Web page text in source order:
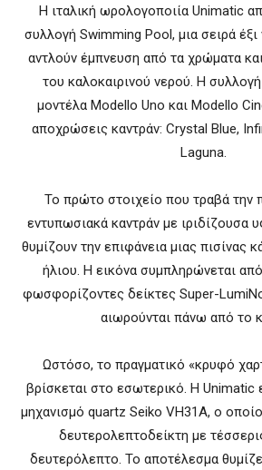
Η ιταλική ωρολογοποιία Unimatic
συλλογή Swimming Pool, μια σειρά
αντλούν έμπνευση από τα χρώματα
του καλοκαιρινού νερού. Η
μοντέλα Modello Uno και Modello
αποχρώσεις καντράν: Crystal Blue,
Laguna.
Το πρώτο στοιχείο που τραβά την
εντυπωσιακά καντράν με ιριδίζουσα
θυμίζουν την επιφάνεια μιας
ήλιου. Η εικόνα συμπληρώνεται
φωσφορίζοντες δείκτες Super-
αιωρούνται πάνω από το
Ωστόσο, το πραγματικό «κρυφό
βρίσκεται στο εσωτερικό. Η Unimatic
μηχανισμό quartz Seiko VH31A, ο
δευτερολεπτοδείκτη με
δευτερόλεπτο. Το αποτέλεσμα